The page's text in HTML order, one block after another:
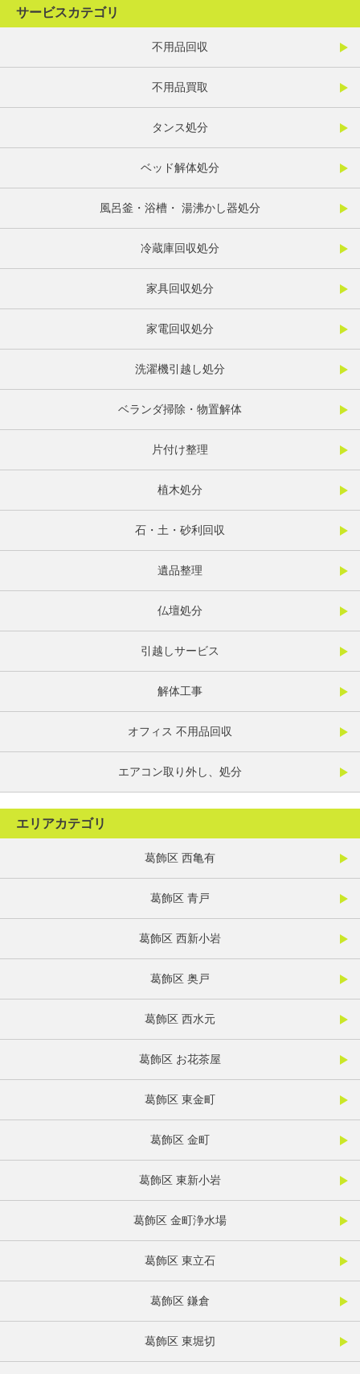
サービスカテゴリ
不用品回収
不用品買取
タンス処分
ベッド解体処分
風呂釜・浴槽・ 湯沸かし器処分
冷蔵庫回収処分
家具回収処分
家電回収処分
洗濯機引越し処分
ベランダ掃除・物置解体
片付け整理
植木処分
石・土・砂利回収
遺品整理
仏壇処分
引越しサービス
解体工事
オフィス 不用品回収
エアコン取り外し、処分
エリアカテゴリ
葛飾区 西亀有
葛飾区 青戸
葛飾区 西新小岩
葛飾区 奥戸
葛飾区 西水元
葛飾区 お花茶屋
葛飾区 東金町
葛飾区 金町
葛飾区 東新小岩
葛飾区 金町浄水場
葛飾区 東立石
葛飾区 鎌倉
葛飾区 東堀切